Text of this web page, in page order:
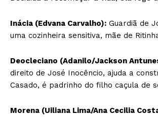
Inácia (Edvana Carvalho): Guardiã de
uma cozinheira sensitiva, mãe de
Deocleciano (Adanilo/Jackson
direito de José Inocêncio, ajuda a
Casado, é padrinho do filho caçula de
Morena (Uiliana Lima/Ana Cecilia